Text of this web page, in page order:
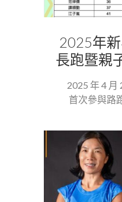
2025年
長跑暨親
2025 年 4 月
首次參與路